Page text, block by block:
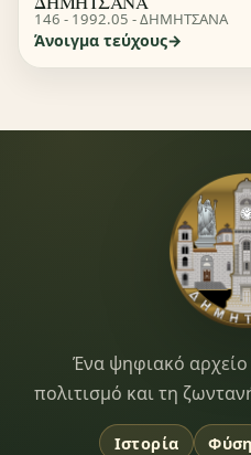
146 - 1992.05 - ΔΗΜΗΤΣΑΝΑ
Άνοιγμα τεύχους
Dimitsana.gr
Ένα ψηφιακό αρχείο
πολιτισμό και τη
Ιστορία Φύση